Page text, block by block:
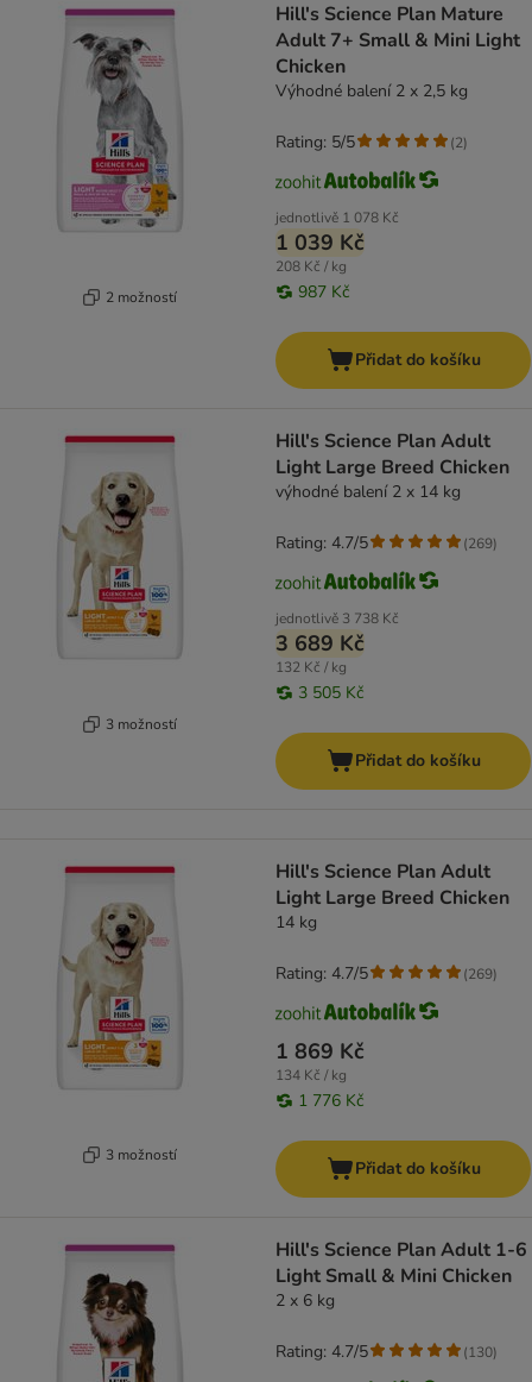
2 možností
Hill's Science Plan Mature
Adult 7+ Small & Mini Light
Chicken
Výhodné balení 2 x 2,5 kg
jednotlivě 1 078 Kč
1 039 Kč
208 Kč / kg
987 Kč
Rating: 5/5 (2)
Přidat do košíku
3 možností
Hill's Science Plan Adult
Light Large Breed Chicken
výhodné balení 2 x 14 kg
jednotlivě 3 738 Kč
3 689 Kč
132 Kč / kg
3 505 Kč
Rating: 4.7/5 (269)
Přidat do košíku
3 možností
Hill's Science Plan Adult
Light Large Breed Chicken
14 kg
1 869 Kč
134 Kč / kg
1 776 Kč
Rating: 4.7/5 (269)
Přidat do košíku
Hill's Science Plan Adult 1-6
Light Small & Mini Chicken
2 x 6 kg
Rating: 4.7/5 (130)